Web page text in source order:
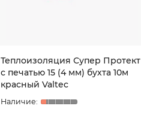
Теплоизоляция Супер Протект
с печатью 15 (4 мм) бухта 10м
красный Valtec